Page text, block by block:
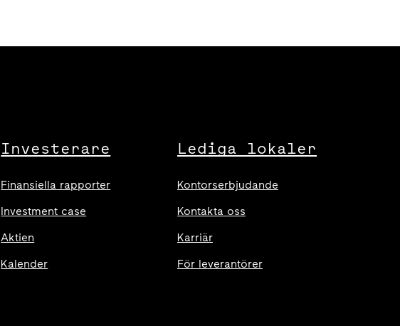
Investerare
Finansiella rapporter
Investment case
Aktien
Kalender
Lediga lokaler
Kontorserbjudande
Kontakta oss
Karriär
För leverantörer